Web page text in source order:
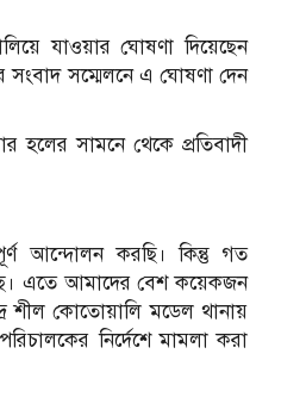
যাওয়ার ঘোষণা দিয়েছেন
সংবাদ সম্মেলনে এ ঘোষণা দেন
হলের সামনে থেকে প্রতিবাদী
আন্দোলন করছি। কিন্তু গত
এতে আমাদের বেশ কয়েকজন
শীল কোতোয়ালি মডেল থানায়
নির্দেশে মামলা করা